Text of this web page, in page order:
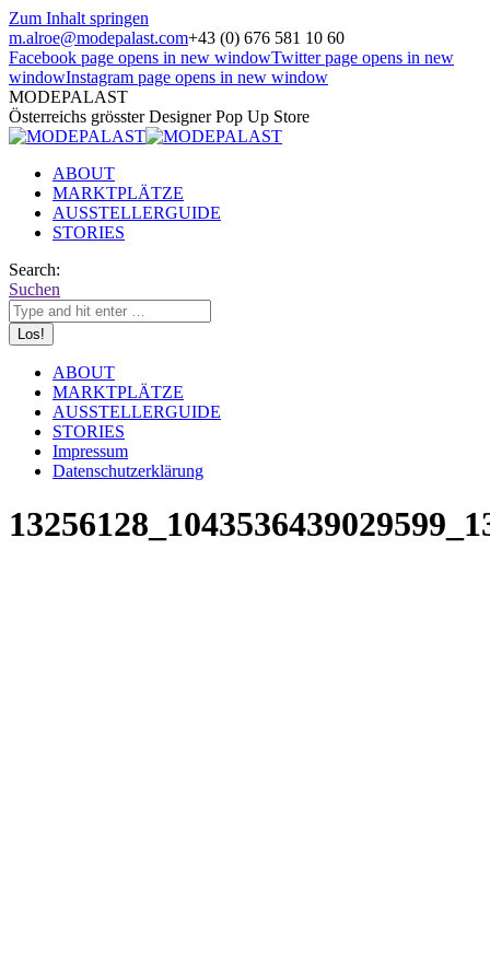
Zum Inhalt springen
m.alroe@modepalast.com+43 (0) 676 581 10 60
Facebook page opens in new windowTwitter page opens in new
windowInstagram page opens in new window
MODEPALAST
Österreichs grösster Designer Pop Up Store
ABOUT
MARKTPLÄTZE
AUSSTELLERGUIDE
STORIES
Search:
Suchen
ABOUT
MARKTPLÄTZE
AUSSTELLERGUIDE
STORIES
Impressum
Datenschutzerklärung